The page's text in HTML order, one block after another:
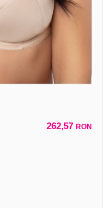
262,57 RON